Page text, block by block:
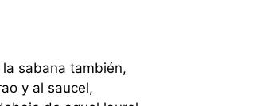
sabana también,
y al saucel,